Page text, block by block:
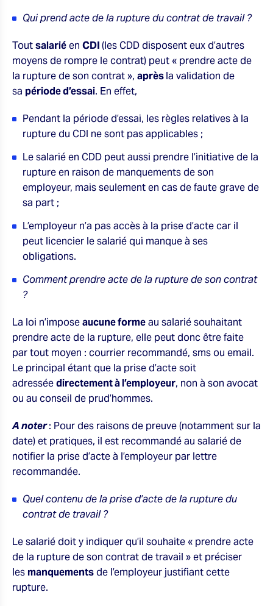
Qui prend acte de la rupture du contrat de travail ?
Toutsalariéen CDI(les CDD disposent eux d’autres
moyens de rompre le contrat) peut « prendre acte de
la rupture de son contrat », aprèsla validation de
sa période d’essai. En effet,
Pendant la période d’essai, les règles relatives à la
rupture du CDI ne sont pas applicables ;
Le salarié en CDD peut aussi prendre l’initiative de la
rupture en raison de manquements de son
employeur, mais seulement en cas de faute grave de
sa part ;
L’employeur n’a pas accès à la prise d’acte car il
peut licencier le salarié qui manque à ses
obligations.
Comment prendre acte de la rupture de son contrat
?
La loi n’imposeaucune formeau salarié souhaitant
prendre acte de la rupture, elle peut donc être faite
par tout moyen : courrier recommandé, sms ou email.
Le principal étant que la prise d’acte soit
adresséedirectement à l’employeur, non à son avocat
ou au conseil de prud’hommes.
A noter: Pour des raisons de preuve (notamment sur la
date) et pratiques, il est recommandé au salarié de
notifier la prise d’acte à l’employeur par lettre
recommandée.
Quel contenu de la prise d’acte de la rupture du
contrat de travail ?
Le salarié doit y indiquer qu’il souhaite « prendre acte
de la rupture de son contrat de travail » et préciser
les manquementsde l’employeur justifiant cette
rupture.